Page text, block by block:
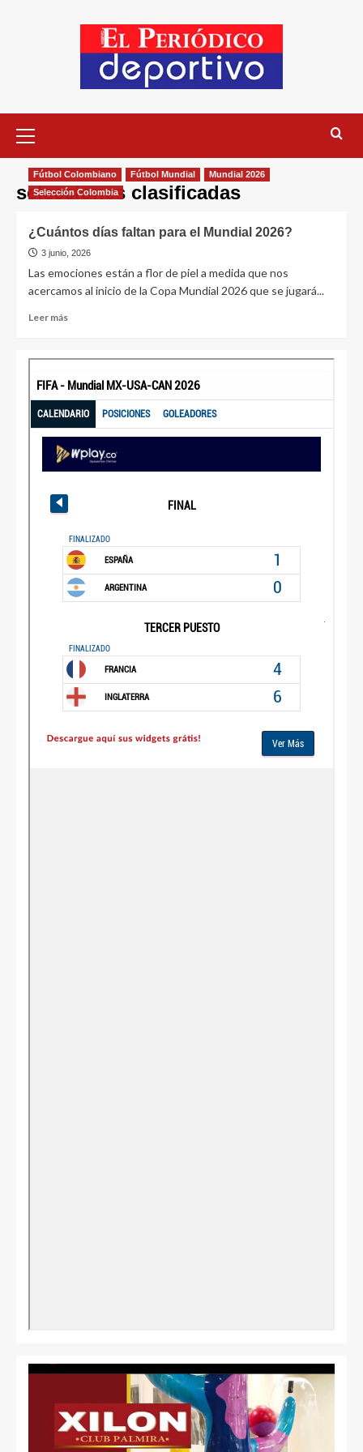
selecciones clasificadas
Fútbol Colombiano Fútbol Mundial
Mundial 2026
Selección Colombia
¿Cuántos días faltan para el Mundial 2026?
3 junio, 2026
Las emociones están a flor de piel a medida que nos
acercamos al inicio de la Copa Mundial 2026 que se jugará...
Leer más